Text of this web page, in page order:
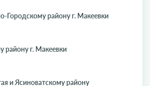
Городскому району г. Макеевки
району г. Макеевки
и Ясиноватскому району